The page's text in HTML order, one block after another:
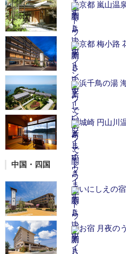
京都 嵐山温
京都 梅小路
浜千鳥の湯
城崎 円山川
中国・四国
いにしえの
お宿 月夜の